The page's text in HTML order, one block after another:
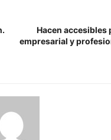
Hacen accesibles
empresarial y